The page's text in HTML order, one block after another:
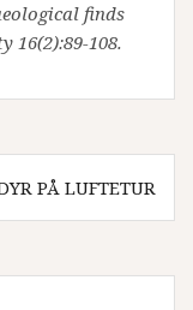
finds
16(2):89-108.
PÅ LUFTETUR